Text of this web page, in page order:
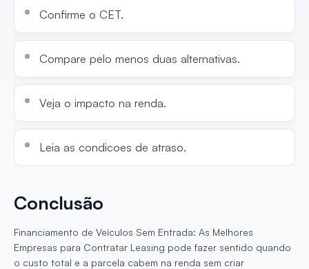
Confirme o CET.
Compare pelo menos duas alternativas.
Veja o impacto na renda.
Leia as condicoes de atraso.
Conclusão
Financiamento de Veículos Sem Entrada: As Melhores
Empresas para Contratar Leasing pode fazer sentido quando
o custo total e a parcela cabem na renda sem criar